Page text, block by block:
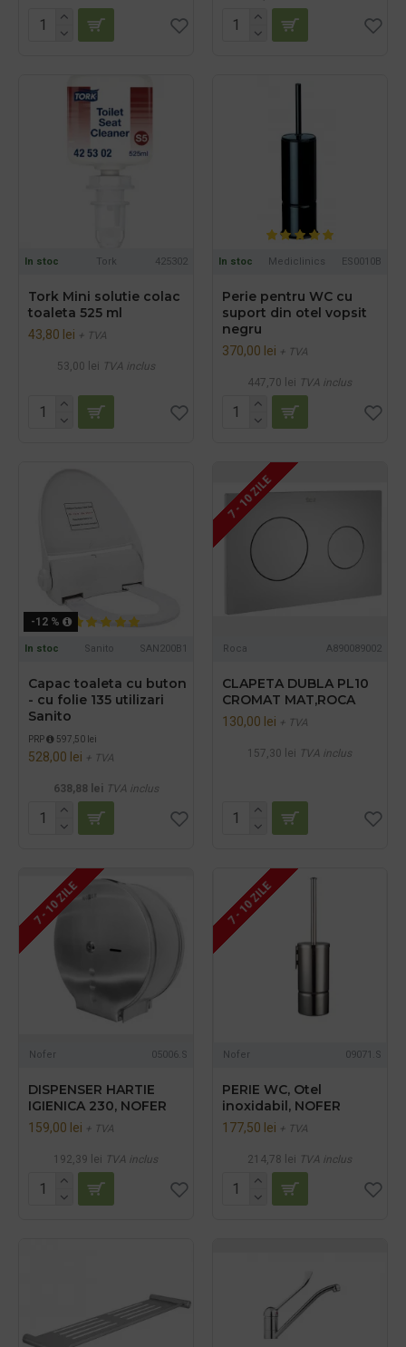
In stoc Tork 425302
Tork Mini solutie colac
toaleta 525 ml
43,80 lei + TVA
53,00 lei TVA inclus
In stoc Mediclinics ES0010B
Perie pentru WC cu
suport din otel vopsit
negru
370,00 lei + TVA
447,70 lei TVA inclus
-12 %
In stoc Sanito SAN200B1
Capac toaleta cu buton
- cu folie 135 utilizari
Sanito
PRP 597,50 lei
528,00 lei + TVA
638,88 lei TVA inclus
7 - 10 ZILE
Roca A890089002
CLAPETA DUBLA PL10
CROMAT MAT,ROCA
130,00 lei + TVA
157,30 lei TVA inclus
7 - 10 ZILE
Nofer 05006.S
DISPENSER HARTIE
IGIENICA 230, NOFER
159,00 lei + TVA
192,39 lei TVA inclus
7 - 10 ZILE
Nofer 09071.S
PERIE WC, Otel
inoxidabil, NOFER
177,50 lei + TVA
214,78 lei TVA inclus